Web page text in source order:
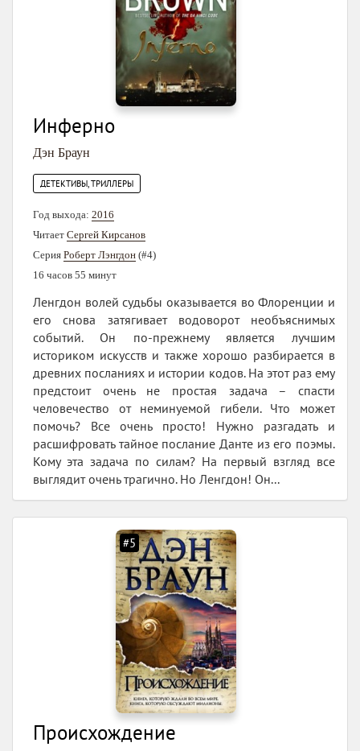
Инферно
Дэн Браун
ДЕТЕКТИВЫ, ТРИЛЛЕРЫ
Год выхода: 2016
Читает Сергей Кирсанов
Серия Роберт Лэнгдон (#4)
16 часов 55 минут
Ленгдон волей судьбы оказывается во Флоренции и
его снова затягивает водоворот необъяснимых
событий. Он по-прежнему является лучшим
историком искусств и также хорошо разбирается в
древних посланиях и истории кодов. На этот раз ему
предстоит очень не простая задача – спасти
человечество от неминуемой гибели. Что может
помочь? Все очень просто! Нужно разгадать и
расшифровать тайное послание Данте из его поэмы.
Кому эта задача по силам? На первый взгляд все
выглядит очень трагично. Но Ленгдон! Он...
#5
Происхождение